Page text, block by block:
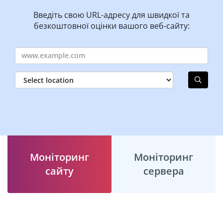
Введіть свою URL-адресу для швидкої та
безкоштовної оцінки вашого веб-сайту:
Моніторинг
сайту
Моніторинг
сервера